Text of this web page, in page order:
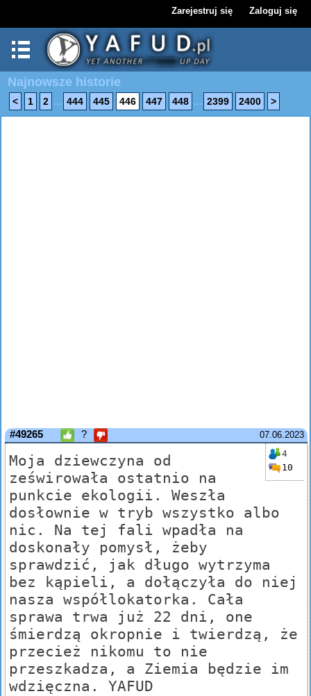
Zarejestruj się Zaloguj się
Najnowsze historie
< 1 2 ... 444 445 446 447 448 ... 2399 2400 >
07.06.2023
#49265 ?
4
10
Moja dziewczyna od
ześwirowała ostatnio na
punkcie ekologii. Weszła
dosłownie w tryb wszystko albo
nic. Na tej fali wpadła na
doskonały pomysł, żeby
sprawdzić, jak długo wytrzyma
bez kąpieli, a dołączyła do niej
nasza współlokatorka. Cała
sprawa trwa już 22 dni, one
śmierdzą okropnie i twierdzą, że
przecież nikomu to nie
przeszkadza, a Ziemia będzie im
wdzięczna. YAFUD